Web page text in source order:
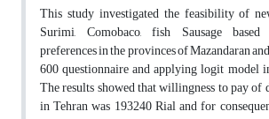
This study investigated the feasibility of
Surimi, Comobaco, fish Sausage
preferences in the provinces of Mazandaran
600 questionnaire and applying logit model
The results showed that willingness to pay of
in Tehran was 193240 Rial and for